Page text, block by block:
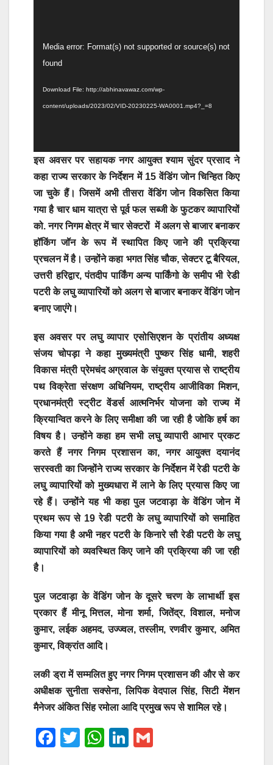
Video
Player
Media error: Format(s) not supported or source(s) not
found
Download File: http://abhinavawaz.com/wp-
content/uploads/2023/02/VID-20230225-WA0001.mp4?_=8
इस अवसर पर सहायक नगर आयुक्त श्याम सुंदर प्रसाद ने
कहा राज्य सरकार के निर्देशन में 15 वेंडिंग जोन चिन्हित किए
जा चुके हैं। जिसमें अभी तीसरा वेंडिंग जोन विकसित किया
गया है चार धाम यात्रा से पूर्व फल सब्जी के फुटकर व्यापारियों
को. नगर निगम क्षेत्र में चार सेक्टरों में अलग से बाजार बनाकर
हॉकिंग जॉन के रूप में स्थापित किए जाने की प्रक्रिया
प्रचलन में है। उन्होंने कहा भगत सिंह चौक, सेक्टर टू बैरियल,
उत्तरी हरिद्वार, पंतदीप पार्किंग अन्य पार्किंगो के समीप भी रेडी
पटरी के लघु व्यापारियों को अलग से बाजार बनाकर वेंडिंग जोन
बनाए जाएंगे।
इस अवसर पर लघु व्यापार एसोसिएशन के प्रांतीय अध्यक्ष
संजय चोपड़ा ने कहा मुख्यमंत्री पुष्कर सिंह धामी, शहरी
विकास मंत्री प्रेमचंद अग्रवाल के संयुक्त प्रयास से राष्ट्रीय
पथ विक्रेता संरक्षण अधिनियम, राष्ट्रीय आजीविका मिशन,
प्रधानमंत्री स्ट्रीट वेंडर्स आत्मनिर्भर योजना को राज्य में
क्रियान्वित करने के लिए समीक्षा की जा रही है जोकि हर्ष का
विषय है। उन्होंने कहा हम सभी लघु व्यापारी आभार प्रकट
करते हैं नगर निगम प्रशासन का, नगर आयुक्त दयानंद
सरस्वती का जिन्होंने राज्य सरकार के निर्देशन में रेडी पटरी के
लघु व्यापारियों को मुख्यधारा में लाने के लिए प्रयास किए जा
रहे हैं। उन्होंने यह भी कहा पुल जटवाड़ा के वेंडिंग जोन में
प्रथम रूप से 19 रेडी पटरी के लघु व्यापारियों को समाहित
किया गया है अभी नहर पटरी के किनारे सौ रेडी पटरी के लघु
व्यापारियों को व्यवस्थित किए जाने की प्रक्रिया की जा रही
है।
पुल जटवाड़ा के वेंडिंग जोन के दूसरे चरण के लाभार्थी इस
प्रकार हैं मीनू मित्तल, मोना शर्मा, जितेंद्र, विशाल, मनोज
कुमार, लईक अहमद, उज्ज्वल, तस्लीम, रणवीर कुमार, अमित
कुमार, विक्रांत आदि।
लकी ड्रा में सम्मलित हुए नगर निगम प्रशासन की और से कर
अधीक्षक सुनीता सक्सेना, लिपिक वेदपाल सिंह, सिटी मेंशन
मैनेजर अंकित सिंह रमोला आदि प्रमुख रूप से शामिल रहे।
F
T
W
Li